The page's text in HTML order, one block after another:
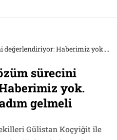
DEM yönetimi çözüm sürecini değerlendiriyor: Haberimiz yok. Olacaksa somut adım gelmeli
sürecini
yok.
gelmeli
Gülistan Koçyiğit ile